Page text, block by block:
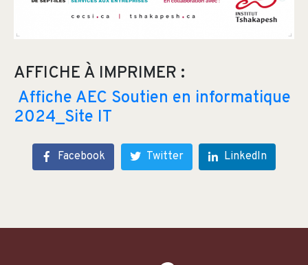
AFFICHE À IMPRIMER :
Affiche AEC Soutien en informatique
2024_Site IT
Facebook Twitter LinkedIn